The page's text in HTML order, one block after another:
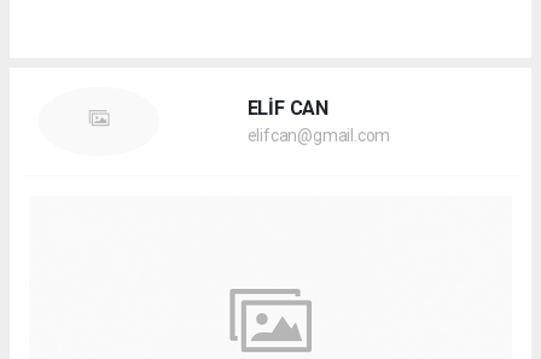
ELİF CAN
elifcan@gmail.com